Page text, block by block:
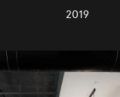
2019